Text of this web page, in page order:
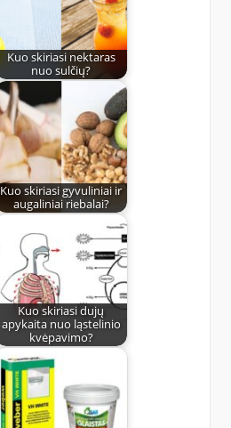
Kuo skiriasi nektaras
nuo sulčių?
Kuo skiriasi gyvuliniai ir
augaliniai riebalai?
Kuo skiriasi dujų
apykaita nuo ląstelinio
kvėpavimo?